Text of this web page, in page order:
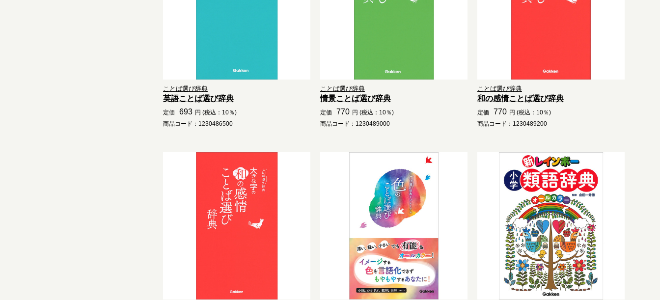
ことば選び辞典
英語ことば選び辞典
定価 693 円 (税込：10％)
商品コード：1230486500
ことば選び辞典
情景ことば選び辞典
定価 770 円 (税込：10％)
商品コード：1230489000
ことば選び辞典
和の感情ことば選び辞典
定価 770 円 (税込：10％)
商品コード：1230489200